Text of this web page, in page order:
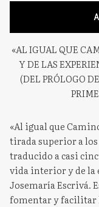
«AL IGUAL QUE
Y DE LAS
(DEL PRÓLOGO
«Al igual que
tirada superior a
traducido a casi
vida interior y de la
Josemaría Escrivá.
fomentar y facilitar